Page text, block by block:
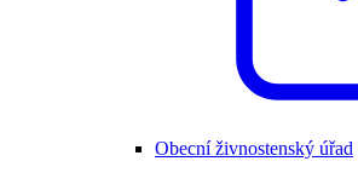
Obecní živnostenský úřad